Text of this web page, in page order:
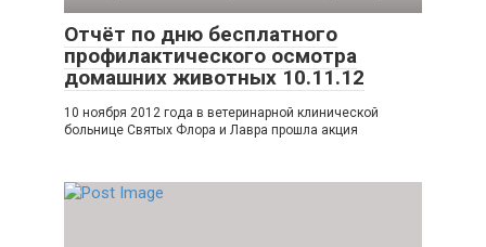
Отчёт по дню бесплатного
профилактического осмотра
домашних животных 10.11.12
10 ноября 2012 года в ветеринарной клинической
больнице Святых Флора и Лавра прошла акция